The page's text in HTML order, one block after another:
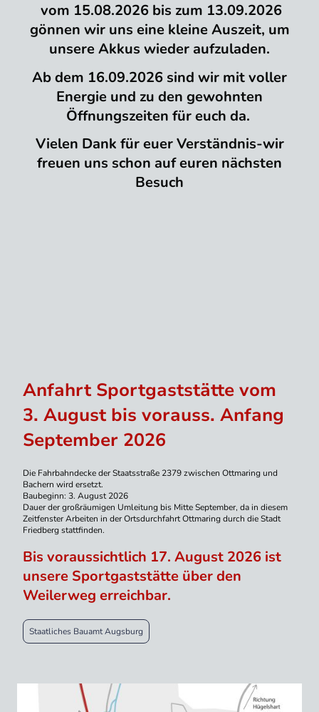
vom 15.08.2026 bis zum 13.09.2026
gönnen wir uns eine kleine Auszeit, um
unsere Akkus wieder aufzuladen.
Ab dem 16.09.2026 sind wir mit voller
Energie und zu den gewohnten
Öffnungszeiten für euch da.
Vielen Dank für euer Verständnis-wir
freuen uns schon auf euren nächsten
Besuch
Anfahrt Sportgaststätte vom
3. August bis vorauss. Anfang
September 2026
Die Fahrbahndecke der Staatsstraße 2379 zwischen Ottmaring und
Bachern wird ersetzt.
Baubeginn: 3. August 2026
Dauer der großräumigen Umleitung bis Mitte September, da in diesem
Zeitfenster Arbeiten in der Ortsdurchfahrt Ottmaring durch die Stadt
Friedberg stattfinden.
Bis voraussichtlich 17. August 2026 ist
unsere Sportgaststätte über den
Weilerweg erreichbar.
Staatliches Bauamt Augsburg